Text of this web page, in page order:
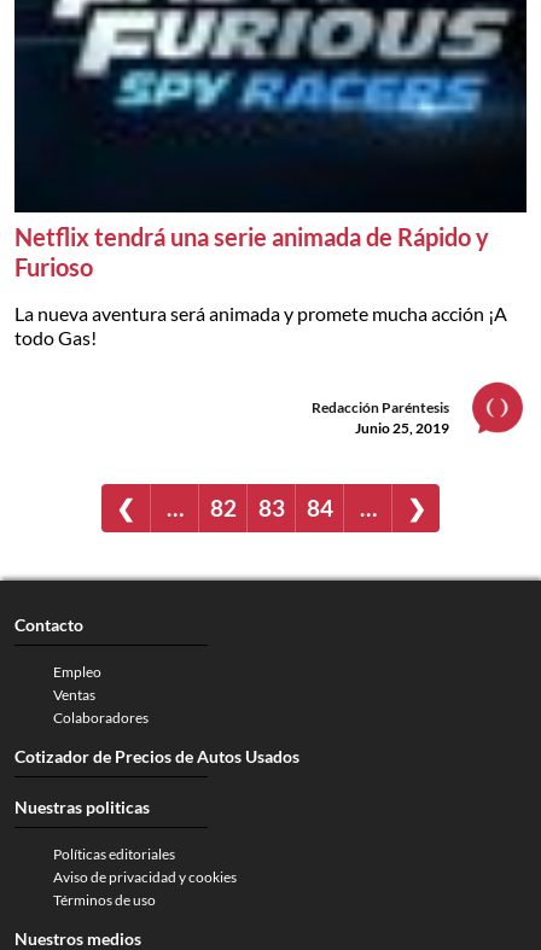
Netflix tendrá una serie animada de Rápido y
Furioso
La nueva aventura será animada y promete mucha acción ¡A
todo Gas!
Redacción Paréntesis
Junio 25, 2019
❮ … 82 83 84 … ❯
Contacto
Empleo
Ventas
Colaboradores
Cotizador de Precios de Autos Usados
Nuestras politicas
Políticas editoriales
Aviso de privacidad y cookies
Términos de uso
Nuestros medios